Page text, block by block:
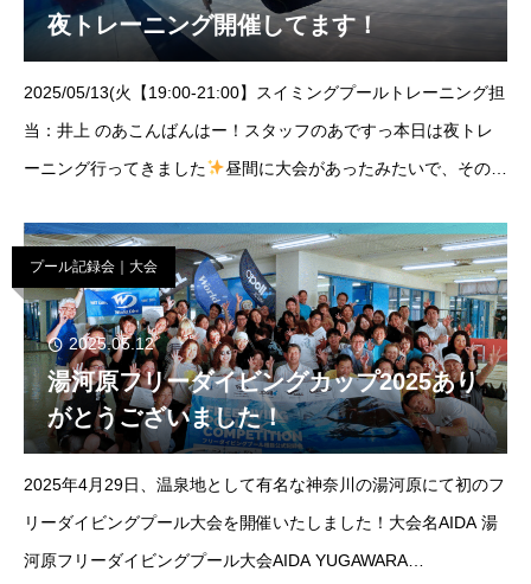
夜トレーニング開催してます！
2025/05/13(火【19:00-21:00】スイミングプールトレーニング担
当：井上 のあこんばんはー！スタッフのあですっ本日は夜トレ
ーニング行ってきました
昼間に大会があったみたいで、その関
ミングプ
プール記録会｜大会
2025.05.12
湯河原フリーダイビングカップ2025あり
がとうございました！
2025年4月29日、温泉地として有名な神奈川の湯河原にて初のフ
リーダイビングプール大会を開催いたしました！大会名AIDA 湯
河原フリーダイビングプール大会AIDA YUGAWARA